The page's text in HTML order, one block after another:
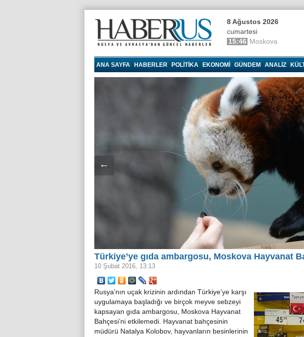
8 Ağustos 2026
cumartesi
15:46 Moskova
ANA SAYFA HABERLER POLITIKA EKONOMI GÜNDEM ANALIZ
←
Türkiye’ye gıda ambargosu, Moskova Hayvanat
10 Şubat 2016, 13:13
Rusya’nın uçak krizinin ardından Türkiye’ye karşı
uygulamaya başladığı ve birçok meyve sebzeyi
kapsayan gıda ambargosu, Moskova Hayvanat
Bahçesi’ni etkilemedi. Hayvanat bahçesinin
müdürü Natalya Kolobov, hayvanların besinlerinin